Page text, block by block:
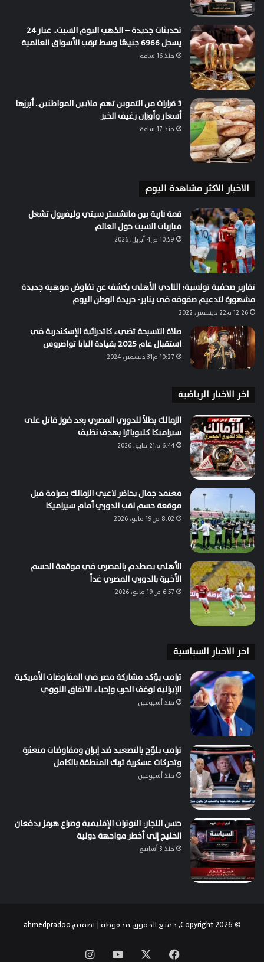
تحديثات جديدة – الذهب اليوم السبت.. عيار 24
يسجل 6966 جنيهًا وسط ترقب الأسواق العالمية
منذ 16 ساعة
3 قرارات من التموين تهم ملايين المواطنين.. أبرزها
أسعار وأوزان رغيف الخبز
منذ 17 ساعة
الاخبار الاكثر مشاهدة اليوم
قمة نارية بين مانشستر سيتي وليفربول تشعل
مباريات السبت حول العالم
10:59 ص4 أبريل، 2026
تقارير صحفية تونسية: النادي الأهلى يكشف عن تفاوض موهبة جديدة
مشهورة لتدعيم صفوفه فى يناير- جريدة الوطن اليوم
12:26 م22 ديسمبر، 2022
صلاة التسبحة تضيء كاتدرائية الإسكندرية في
استقبال عام 2025 بقيادة البابا تواضروس
10:27 م31 ديسمبر، 2024
اخر الاخبار الرياضية
الزمالك بطلاً للدوري المصري بعد فوز قاتل على
سيراميكا كليوباترا بهدف نظيف
6:44 م21 مايو، 2026
معتمد جمال يحاضر لاعبي الزمالك بصرامة قبل
موقعة حسم لقب الدوري أمام سيراميكا
8:02 ص19 مايو، 2026
الأهلي يصطدم بالمصري في موقعة الحسم
الأخيرة بالدوري المصري غداً
6:57 ص19 مايو، 2026
اخر الاخبار السياسية
ترامب يؤكد مشاركة مصر في المفاوضات الأمريكية
الإيرانية لوقف الحرب وإحياء الاتفاق النووي
منذ أسبوعين
ترامب يلوّح بالتصعيد ضد إيران ومفاوضات متعثرة
وتحركات عسكرية تربك المنطقة بالكامل
منذ أسبوعين
حسن النجار: التوترات الإقليمية وصراع هرمز يدفعان
الخليج إلى أخطر مواجهة دولية
منذ 3 أسابيع
© Copyright 2026, جميع الحقوق محفوظة | تصميم ahmedpradoo
فيسبوك ‫YouTube